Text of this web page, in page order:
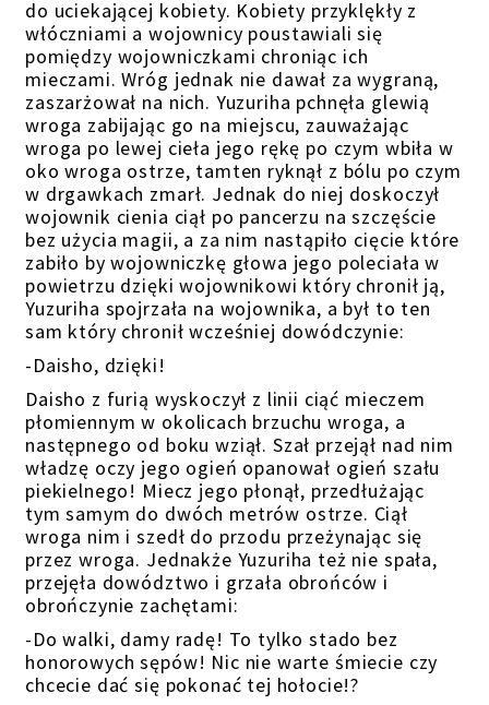
do uciekającej kobiety. Kobiety przyklękły z
włóczniami a wojownicy poustawiali się
pomiędzy wojowniczkami chroniąc ich
mieczami. Wróg jednak nie dawał za wygraną,
zaszarżował na nich. Yuzuriha pchnęła glewią
wroga zabijając go na miejscu, zauważając
wroga po lewej cieła jego rękę po czym wbiła w
oko wroga ostrze, tamten ryknął z bólu po czym
w drgawkach zmarł. Jednak do niej doskoczył
wojownik cienia ciął po pancerzu na szczęście
bez użycia magii, a za nim nastąpiło cięcie które
zabiło by wojowniczkę głowa jego poleciała w
powietrzu dzięki wojownikowi który chronił ją,
Yuzuriha spojrzała na wojownika, a był to ten
sam który chronił wcześniej dowódczynie:
-Daisho, dzięki!
Daisho z furią wyskoczył z linii ciąć mieczem
płomiennym w okolicach brzuchu wroga, a
następnego od boku wziął. Szał przejął nad nim
władzę oczy jego ogień opanował ogień szału
piekielnego! Miecz jego płonął, przedłużając
tym samym do dwóch metrów ostrze. Ciął
wroga nim i szedł do przodu przeżynając się
przez wroga. Jednakże Yuzuriha też nie spała,
przejęła dowództwo i grzała obrońców i
obrończynie zachętami:
-Do walki, damy radę! To tylko stado bez
honorowych sępów! Nic nie warte śmiecie czy
chcecie dać się pokonać tej hołocie!?